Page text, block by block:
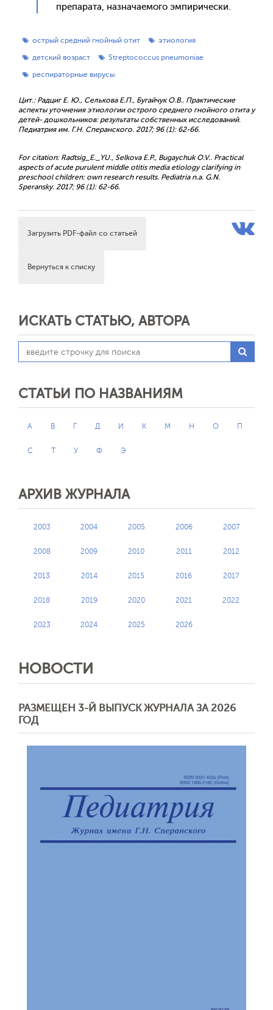
пре­пара­та, наз­на­ча­емо­го эм­пи­ричес­ки.
острый средний гнойный отит
этиология
детский возраст
Streptococcus pneumoniae
респираторные вирусы
Цит.: Радциг Е. Ю., Селькова Е.П., Бугайчук О.В.. Практические
аспекты уточнения этиологии острого среднего гнойного отита у
детей- дошкольников: результаты собственных исследований.
Педиатрия им. Г.Н. Сперанского. 2017; 96 (1): 62-66.
For citation: Radtsig_E._YU., Selkova E.P., Bugaychuk O.V.. Practical
aspects of acute purulent middle otitis media etiology clarifying in
preschool children: own research results. Pediatria n.a. G.N.
Speransky. 2017; 96 (1): 62-66.
Загрузить PDF-файл со статьей
Вернуться к списку
ИСКАТЬ СТАТЬЮ, АВТОРА
СТАТЬИ ПО НАЗВАНИЯМ
А В Г Д И К М Н О П
С Т У Ф Э
АРХИВ ЖУРНАЛА
2003 2004 2005 2006 2007
2008 2009 2010 2011 2012
2013 2014 2015 2016 2017
2018 2019 2020 2021 2022
2023 2024 2025 2026
НОВОСТИ
РАЗМЕЩЕН 3-Й ВЫПУСК ЖУРНАЛА ЗА 2026
ГОД